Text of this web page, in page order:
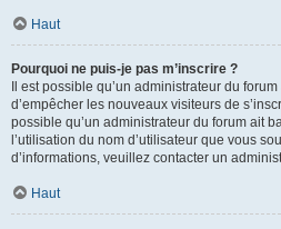
Haut
Pourquoi ne puis-je pas m’inscrire ?
Il est possible qu’un administrateur du
d’empêcher les nouveaux visiteurs de
possible qu’un administrateur du forum ait
l’utilisation du nom d’utilisateur que vous
d’informations, veuillez contacter un
Haut